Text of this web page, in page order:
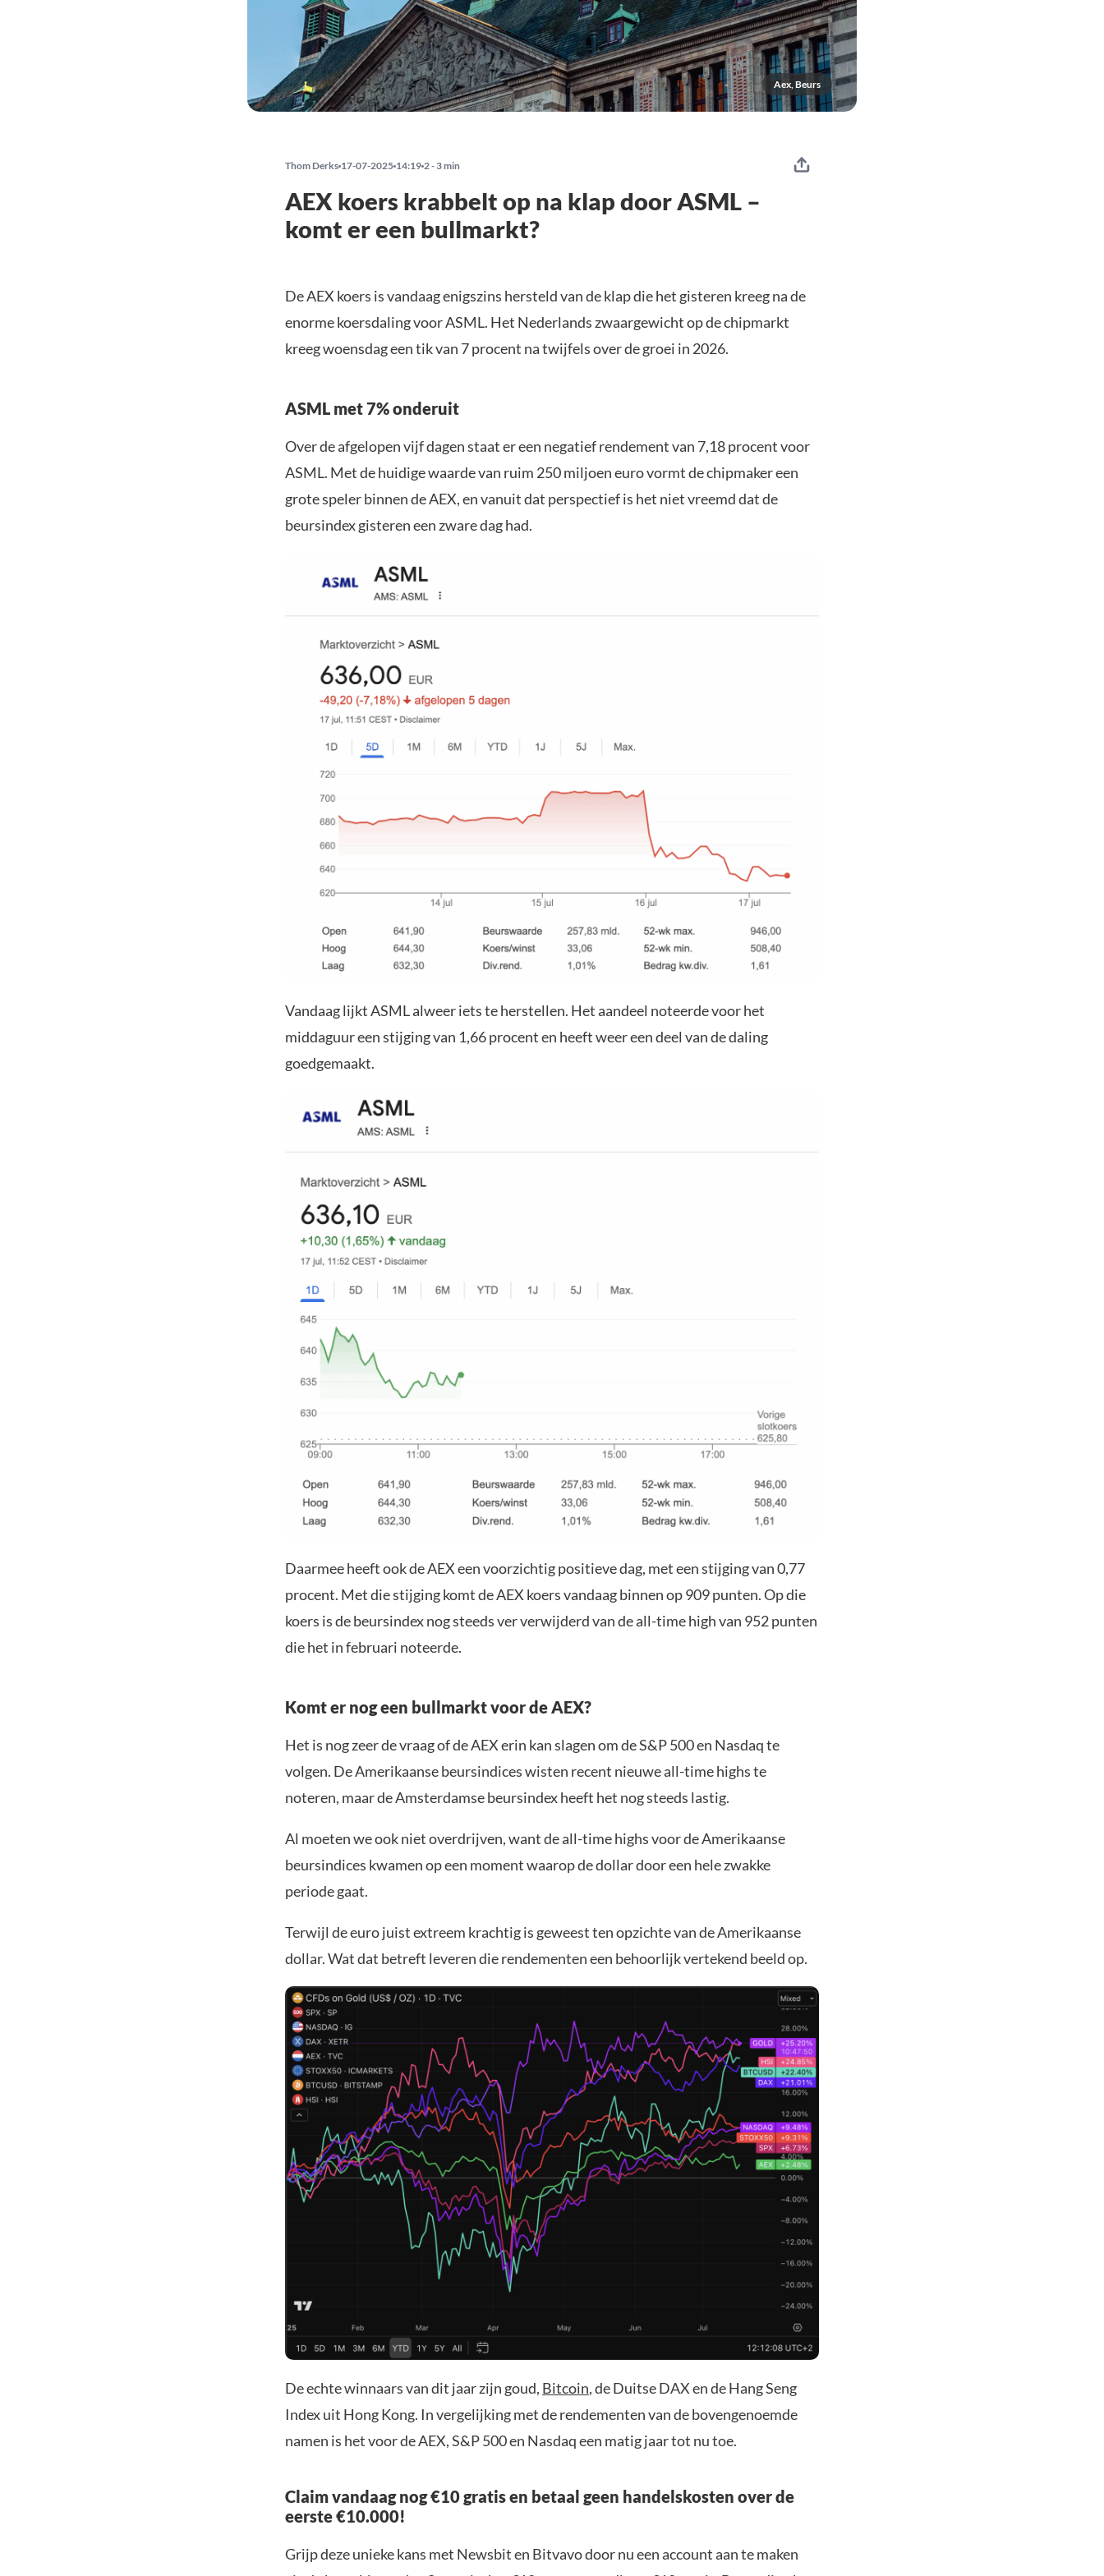
Aex, Beurs
Thom Derks 17-07-2025 14:19 2 - 3 min
AEX koers krabbelt op na klap door ASML –
komt er een bullmarkt?
De AEX koers is vandaag enigszins hersteld van de klap die het gisteren kreeg na de
enorme koersdaling voor ASML. Het Nederlands zwaargewicht op de chipmarkt
kreeg woensdag een tik van 7 procent na twijfels over de groei in 2026.
ASML met 7% onderuit
Over de afgelopen vijf dagen staat er een negatief rendement van 7,18 procent voor
ASML. Met de huidige waarde van ruim 250 miljoen euro vormt de chipmaker een
grote speler binnen de AEX, en vanuit dat perspectief is het niet vreemd dat de
beursindex gisteren een zware dag had.
Vandaag lijkt ASML alweer iets te herstellen. Het aandeel noteerde voor het
middaguur een stijging van 1,66 procent en heeft weer een deel van de daling
goedgemaakt.
Daarmee heeft ook de AEX een voorzichtig positieve dag, met een stijging van 0,77
procent. Met die stijging komt de AEX koers vandaag binnen op 909 punten. Op die
koers is de beursindex nog steeds ver verwijderd van de all-time high van 952 punten
die het in februari noteerde.
Komt er nog een bullmarkt voor de AEX?
Het is nog zeer de vraag of de AEX erin kan slagen om de S&P 500 en Nasdaq te
volgen. De Amerikaanse beursindices wisten recent nieuwe all-time highs te
noteren, maar de Amsterdamse beursindex heeft het nog steeds lastig.
Al moeten we ook niet overdrijven, want de all-time highs voor de Amerikaanse
beursindices kwamen op een moment waarop de dollar door een hele zwakke
periode gaat.
Terwijl de euro juist extreem krachtig is geweest ten opzichte van de Amerikaanse
dollar. Wat dat betreft leveren die rendementen een behoorlijk vertekend beeld op.
De echte winnaars van dit jaar zijn goud, Bitcoin, de Duitse DAX en de Hang Seng
Index uit Hong Kong. In vergelijking met de rendementen van de bovengenoemde
namen is het voor de AEX, S&P 500 en Nasdaq een matig jaar tot nu toe.
Claim vandaag nog €10 gratis en betaal geen handelskosten over de
eerste €10.000!
Grijp deze unieke kans met Newsbit en Bitvavo door nu een account aan te maken